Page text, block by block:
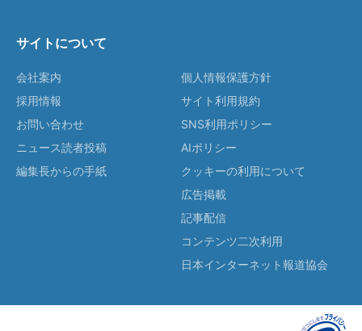
サイトについて
会社案内
採用情報
お問い合わせ
ニュース読者投稿
編集長からの手紙
個人情報保護方針
サイト利用規約
SNS利用ポリシー
AIポリシー
クッキーの利用について
広告掲載
記事配信
コンテンツ二次利用
日本インターネット報道協会